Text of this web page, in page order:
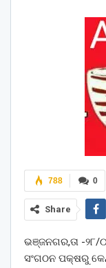
0
788
Share
ଭଞ୍ଜନଗର,ତା -
ସଂଗଠନ ପକ୍ଷରୁ